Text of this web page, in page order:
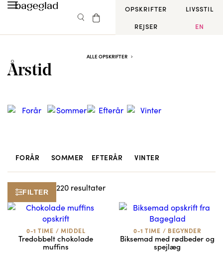
OPSKRIFTER
LIVSSTIL
REJSER
EN
ALLE OPSKRIFTER
Årstid
FORÅR SOMMER EFTERÅR VINTER
FILTER 220 resultater
0-1 TIME / MIDDEL
Tredobbelt chokolade
muffins
0-1 TIME / BEGYNDER
Biksemad med rødbeder og
spejlæg